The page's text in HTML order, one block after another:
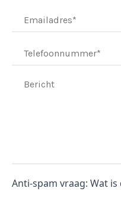
Anti-spam vraag: Wat